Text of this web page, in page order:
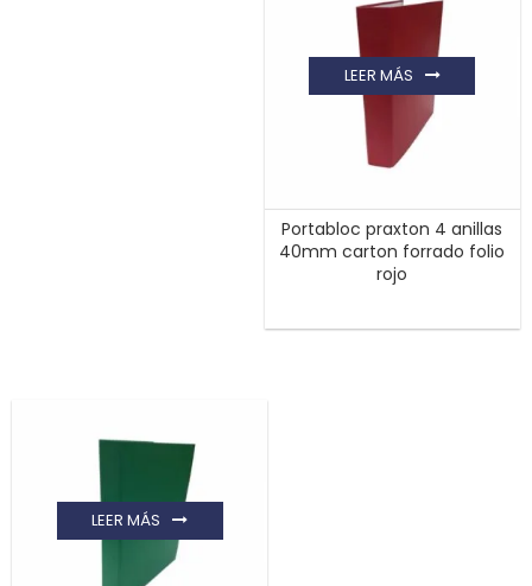
Portabloc praxton 4 anillas
40mm carton forrado folio
rojo
LEER MÁS
LEER MÁS